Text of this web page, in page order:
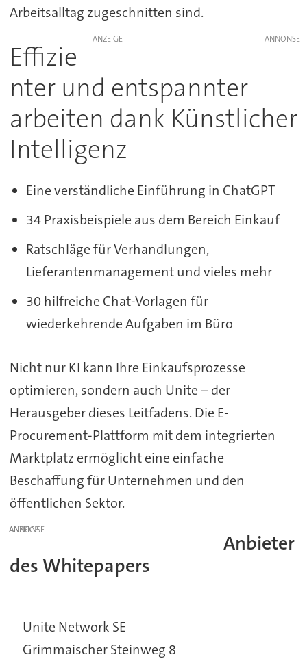
Arbeitsalltag zugeschnitten sind.
ANZEIGE
Effizie
nter und entspannter
arbeiten dank Künstlicher
Intelligenz
Eine verständliche Einführung in ChatGPT
34 Praxisbeispiele aus dem Bereich Einkauf
Ratschläge für Verhandlungen,
Lieferantenmanagement und vieles mehr
30 hilfreiche Chat-Vorlagen für
wiederkehrende Aufgaben im Büro
Nicht nur KI kann Ihre Einkaufsprozesse
optimieren, sondern auch Unite – der
Herausgeber dieses Leitfadens. Die E-
Procurement-Plattform mit dem integrierten
Marktplatz ermöglicht eine einfache
Beschaffung für Unternehmen und den
öffentlichen Sektor.
ANZEIGE
Anbieter
des Whitepapers
Unite Network SE
Grimmaischer Steinweg 8